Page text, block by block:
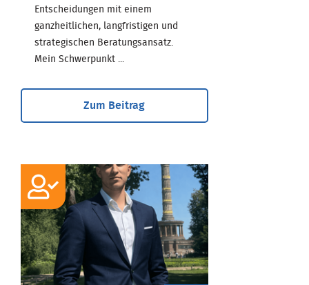
Entscheidungen mit einem
ganzheitlichen, langfristigen und
strategischen Beratungsansatz.
Mein Schwerpunkt ...
Zum Beitrag